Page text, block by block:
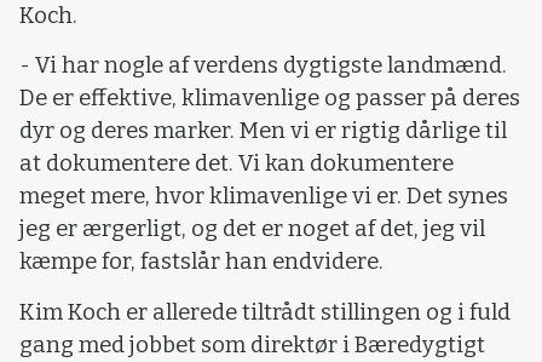
Koch.
- Vi har nogle af verdens dygtigste landmænd.
De er effektive, klimavenlige og passer på deres
dyr og deres marker. Men vi er rigtig dårlige til
at dokumentere det. Vi kan dokumentere
meget mere, hvor klimavenlige vi er. Det synes
jeg er ærgerligt, og det er noget af det, jeg vil
kæmpe for, fastslår han endvidere.
Kim Koch er allerede tiltrådt stillingen og i fuld
gang med jobbet som direktør i Bæredygtigt